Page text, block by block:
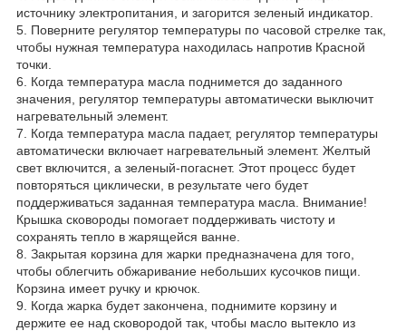
источнику электропитания, и загорится зеленый индикатор.
5. Поверните регулятор температуры по часовой стрелке так,
чтобы нужная температура находилась напротив Красной
точки.
6. Когда температура масла поднимется до заданного
значения, регулятор температуры автоматически выключит
нагревательный элемент.
7. Когда температура масла падает, регулятор температуры
автоматически включает нагревательный элемент. Желтый
свет включится, а зеленый-погаснет. Этот процесс будет
повторяться циклически, в результате чего будет
поддерживаться заданная температура масла. Внимание!
Крышка сковороды помогает поддерживать чистоту и
сохранять тепло в жарящейся ванне.
8. Закрытая корзина для жарки предназначена для того,
чтобы облегчить обжаривание небольших кусочков пищи.
Корзина имеет ручку и крючок.
9. Когда жарка будет закончена, поднимите корзину и
держите ее над сковородой так, чтобы масло вытекло из